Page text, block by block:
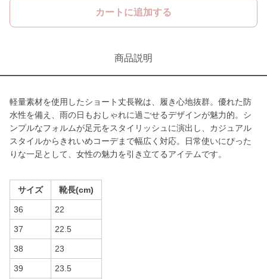
カートに追加する
商品説明
軽量素材を使用したショート丈長靴は、履き心地抜群。優れた防
水性を備え、雨の日もおしゃれに過ごせるデザインが魅力的。シ
ンプルなフォルムが足元をスタイリッシュに演出し、カジュアル
スタイルからきれいめコーデまで幅広く対応。日常使いにぴった
りな一足として、女性の魅力を引き立てるアイテムです。
サイズ 靴長(cm)
36 22
37 22.5
38 23
39 23.5